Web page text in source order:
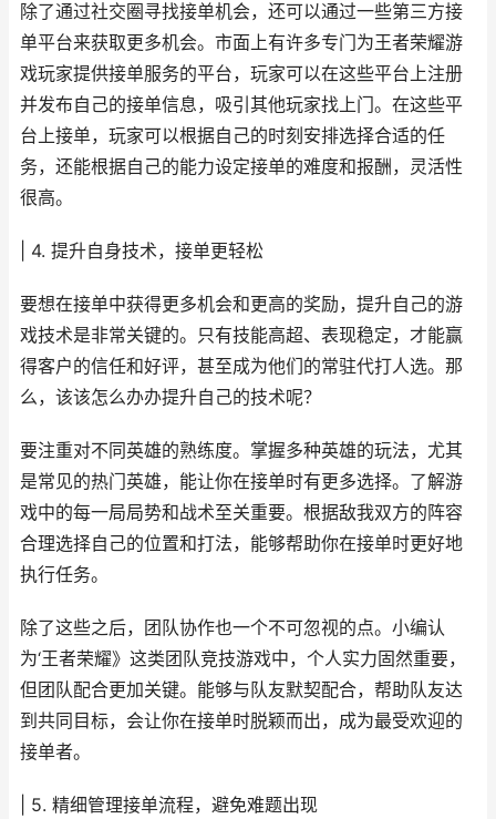
除了通过社交圈寻找接单机会，还可以通过一些第三方接
单平台来获取更多机会。市面上有许多专门为王者荣耀游
戏玩家提供接单服务的平台，玩家可以在这些平台上注册
并发布自己的接单信息，吸引其他玩家找上门。在这些平
台上接单，玩家可以根据自己的时刻安排选择合适的任
务，还能根据自己的能力设定接单的难度和报酬，灵活性
很高。
| 4. 提升自身技术，接单更轻松
要想在接单中获得更多机会和更高的奖励，提升自己的游
戏技术是非常关键的。只有技能高超、表现稳定，才能赢
得客户的信任和好评，甚至成为他们的常驻代打人选。那
么，该该怎么办办提升自己的技术呢？
要注重对不同英雄的熟练度。掌握多种英雄的玩法，尤其
是常见的热门英雄，能让你在接单时有更多选择。了解游
戏中的每一局局势和战术至关重要。根据敌我双方的阵容
合理选择自己的位置和打法，能够帮助你在接单时更好地
执行任务。
除了这些之后，团队协作也一个不可忽视的点。小编认
为‘王者荣耀》这类团队竞技游戏中，个人实力固然重要，
但团队配合更加关键。能够与队友默契配合，帮助队友达
到共同目标，会让你在接单时脱颖而出，成为最受欢迎的
接单者。
| 5. 精细管理接单流程，避免难题出现